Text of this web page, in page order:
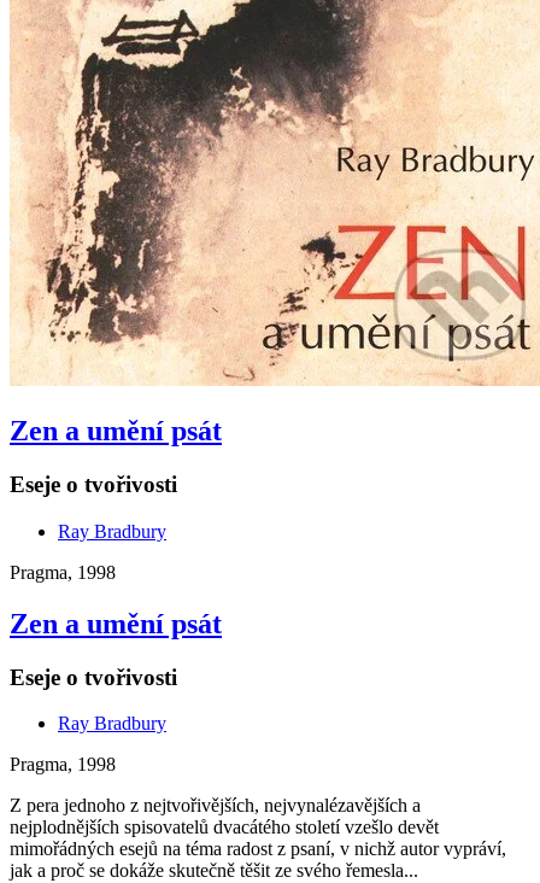
Zen a umění psát
Eseje o tvořivosti
Ray Bradbury
Pragma, 1998
Zen a umění psát
Eseje o tvořivosti
Ray Bradbury
Pragma, 1998
Z pera jednoho z nejtvořivějších, nejvynalézavějších a
nejplodnějších spisovatelů dvacátého století vzešlo devět
mimořádných esejů na téma radost z psaní, v nichž autor vypráví,
jak a proč se dokáže skutečně těšit ze svého řemesla...